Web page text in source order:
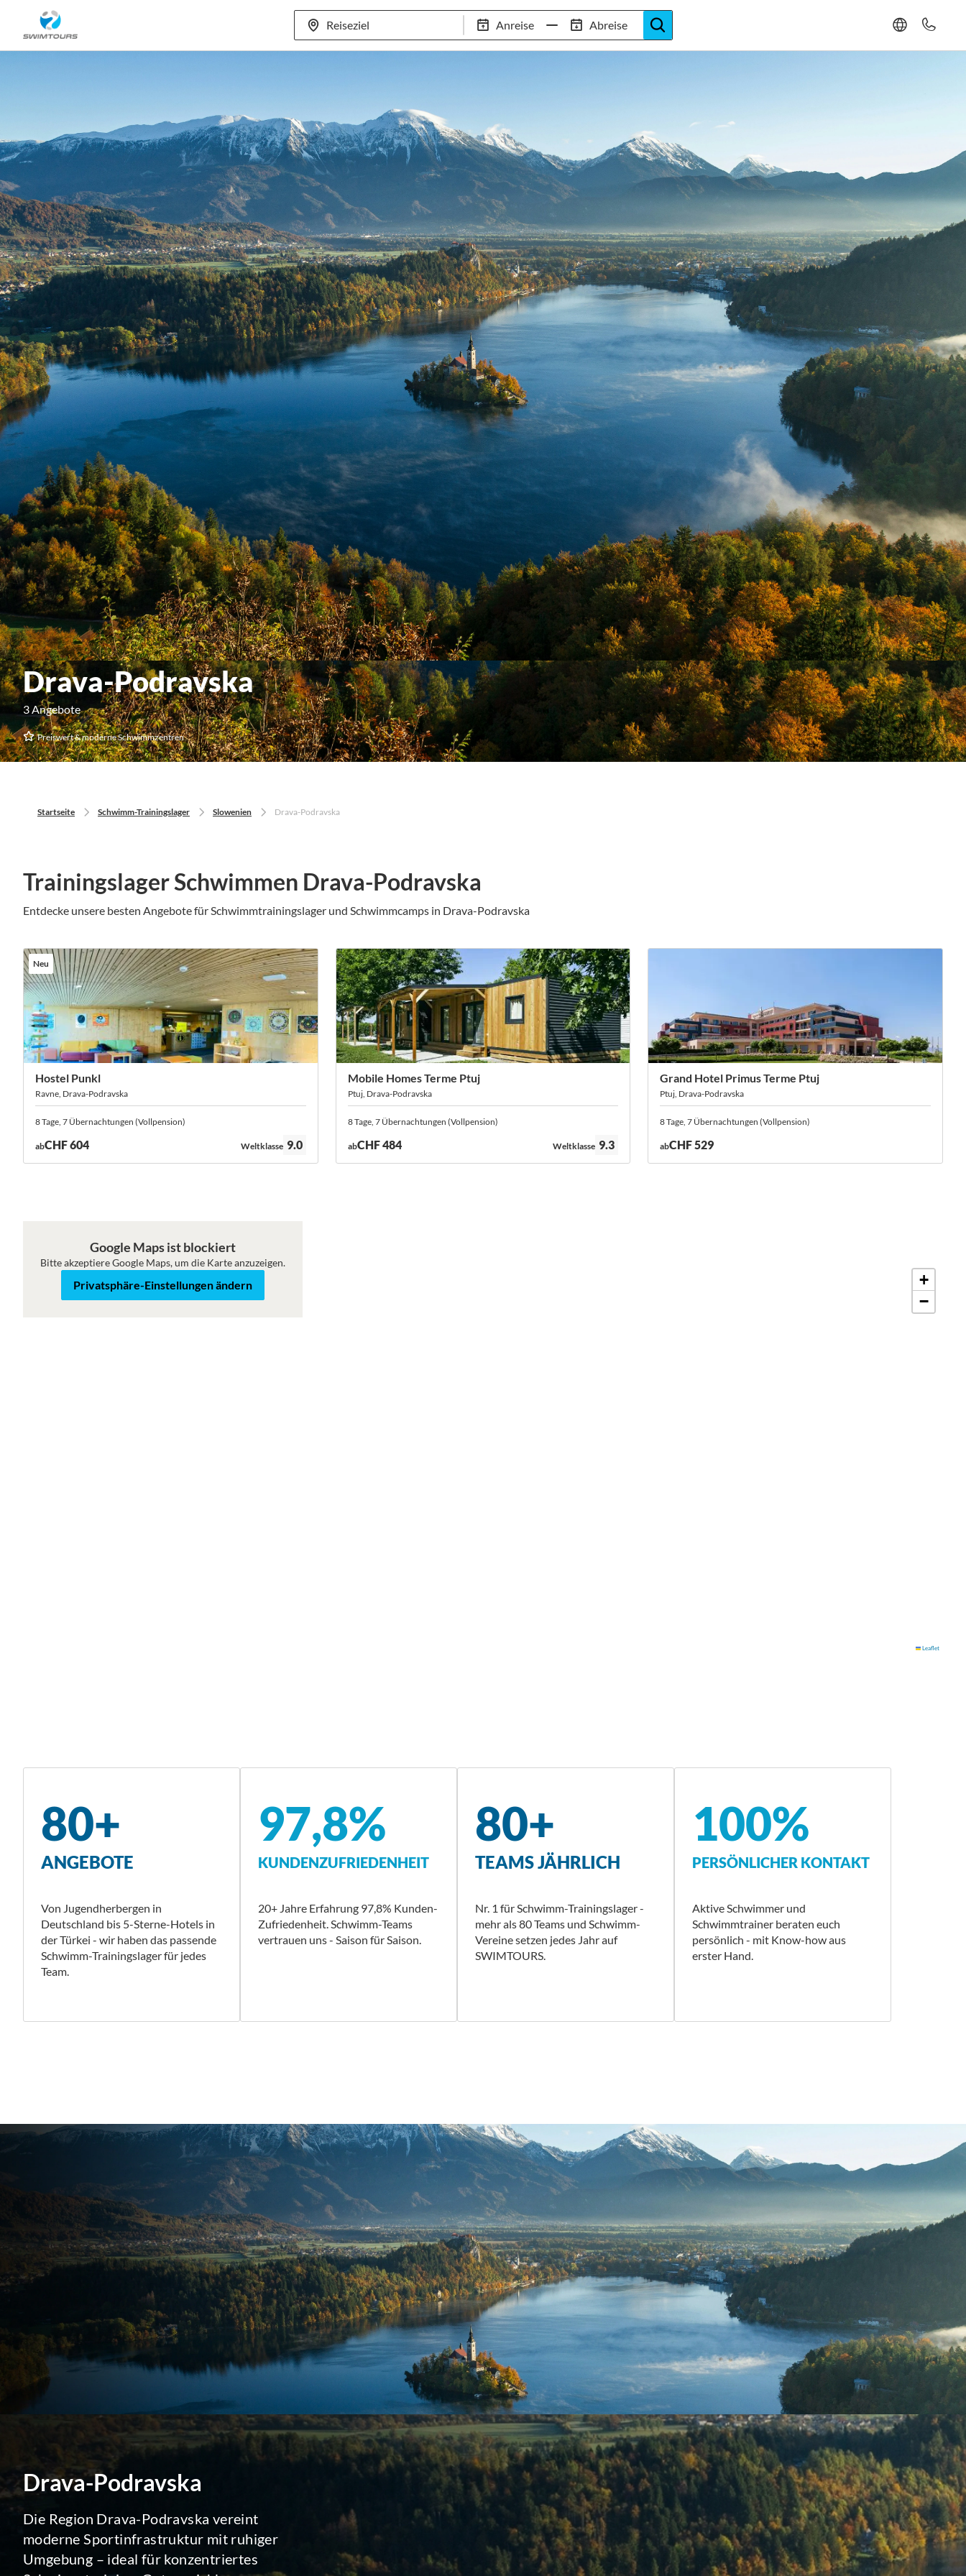
Anreise Abreise
Mehr als 80 Standorte 97,8% Weiterempfehlungsrate 20+ Jahre Trainingslager-Expertise
Drava-Podravska
3 Angebote
Preiswert & moderne Schwimmzentren
Startseite Schwimm-Trainingslager Slowenien Drava-Podravska
Trainingslager Schwimmen Drava-Podravska
Entdecke unsere besten Angebote für Schwimmtrainingslager und Schwimmcamps in Drava-Podravska
Neu
Hostel Punkl
Ravne, Drava-Podravska
8 Tage, 7 Übernachtungen (Vollpension)
abCHF 604 Bewertung:
Weltklasse 9.0
Mobile Homes Terme Ptuj
Ptuj, Drava-Podravska
8 Tage, 7 Übernachtungen (Vollpension)
abCHF 484 Bewertung:
Weltklasse 9.3
Grand Hotel Primus Terme Ptuj
Ptuj, Drava-Podravska
8 Tage, 7 Übernachtungen (Vollpension)
abCHF 529
Roadmap Satellit
+
−
Leaflet
Google Maps ist blockiert
Bitte akzeptiere Google Maps, um die Karte anzuzeigen.
Privatsphäre-Einstellungen ändern
80+
ANGEBOTE
Von Jugendherbergen in
Deutschland bis 5-Sterne-Hotels in
der Türkei - wir haben das passende
Schwimm-Trainingslager für jedes
Team.
97,8%
KUNDENZUFRIEDENHEIT
20+ Jahre Erfahrung 97,8% Kunden-
Zufriedenheit. Schwimm-Teams
vertrauen uns - Saison für Saison.
80+
TEAMS JÄHRLICH
Nr. 1 für Schwimm-Trainingslager -
mehr als 80 Teams und Schwimm-
Vereine setzen jedes Jahr auf
SWIMTOURS.
100%
PERSÖNLICHER KONTAKT
Aktive Schwimmer und
Schwimmtrainer beraten euch
persönlich - mit Know-how aus
erster Hand.
Drava-Podravska
Die Region Drava-Podravska vereint
moderne Sportinfrastruktur mit ruhiger
Umgebung – ideal für konzentriertes